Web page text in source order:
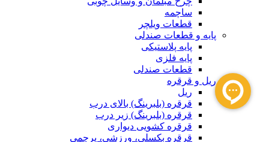
ساچمه
قطعات ویلچر
پایه و قطعات صندلی
پایه پلاستیکی
پایه فلزی
قطعات صندلی
ریل و قرقره
ریل
قرقره (بلبرینگ) بالای درب
قرقره (بلبرینگ) زیر درب
قرقره کشویی دیواری
قرقره بکسلی، ورزشی، پرچمی